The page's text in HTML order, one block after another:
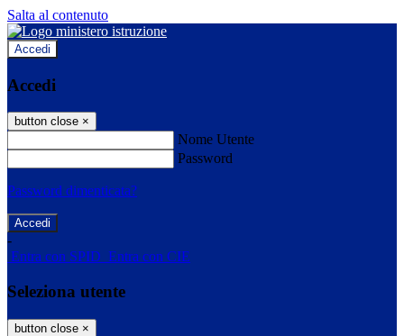
Salta al contenuto
Accedi
Accedi
button close ×
Nome Utente
Password
Password dimenticata?
-
Entra con SPID Entra con CIE
Seleziona utente
button close ×